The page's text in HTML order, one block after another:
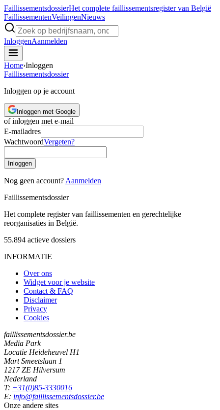
FaillissementsdossierHet complete faillissementsregister van België
FaillissementenVeilingenNieuws
InloggenAanmelden
Home›Inloggen
Faillissementsdossier
Inloggen op je account
Inloggen met Google
of inloggen met e-mail
E-mailadres
WachtwoordVergeten?
Inloggen
Nog geen account? Aanmelden
Faillissementsdossier
Het complete register van faillissementen en gerechtelijke
reorganisaties in België.
55.894 actieve dossiers
INFORMATIE
Over ons
Widget voor je website
Contact & FAQ
Disclaimer
Privacy
Cookies
faillissementsdossier.be
Media Park
Locatie Heideheuvel H1
Mart Smeetslaan 1
1217 ZE Hilversum
Nederland
T: +31(0)85-3330016
E: info@faillissementsdossier.be
Onze andere sites